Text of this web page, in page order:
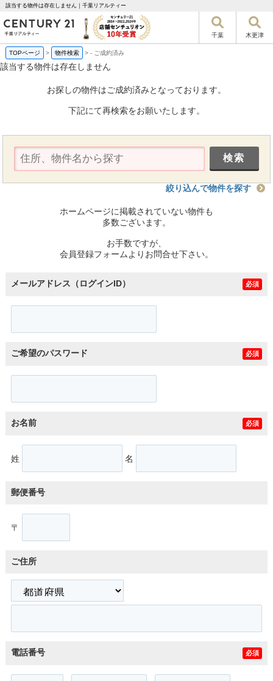
該当する物件は存在しません｜千葉リアルティー
千葉 木更津
TOPページ > 物件検索 >- ご成約済み
該当する物件は存在しません
お探しの物件はご成約済みとなっております。
下記にて再検索をお願いたします。
絞り込んで物件を探す
ホームページに掲載されていない物件も
多数ございます。
お手数ですが、
会員登録フォームよりお問合せ下さい。
メールアドレス（ログインID） 必須
ご希望のパスワード 必須
お名前 必須
姓 名
郵便番号
〒
ご住所
電話番号 必須